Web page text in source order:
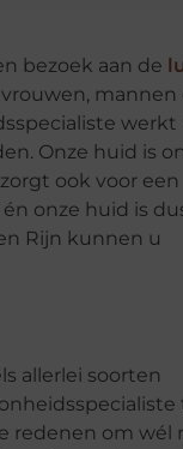
bezoek aan de
mannen
Onze huid is
ook voor een
onze huid is
Rijn kunnen u
allerlei soorten
redenen om wél